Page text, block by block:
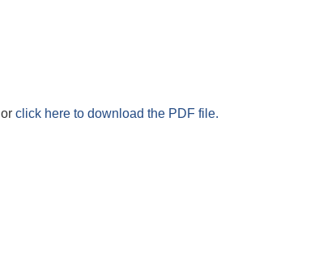
or click here to download the PDF file.